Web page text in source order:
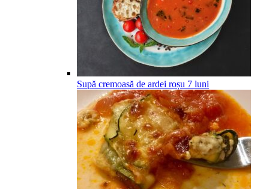
Supă cremoasă de ardei roșu 7 luni